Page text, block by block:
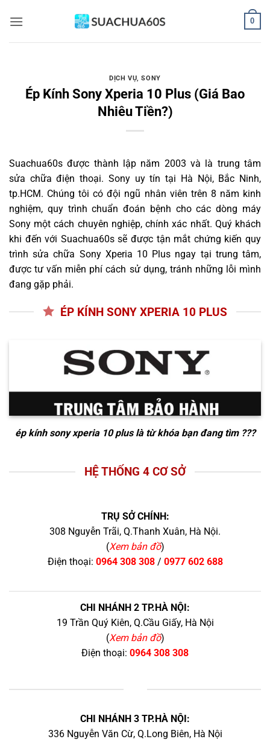
qua
0
DỊCH VỤ,SONY
Ép Kính Sony Xperia 10 Plus (Giá Bao
Nhiêu Tiền?)
Suachua60s được thành lập năm 2003 và là trung tâm
sửa chữa điện thoại. Sony uy tín tại Hà Nội, Bắc Ninh,
tp.HCM. Chúng tôi có đội ngũ nhân viên trên 8 năm kinh
nghiệm, quy trình chuẩn đoán bệnh cho các dòng máy
Sony một cách chuyên nghiệp, chính xác nhất. Quý khách
khi đến với Suachua60s sẽ được tận mắt chứng kiến quy
trình sửa chữa Sony Xperia 10 Plus ngay tại trung tâm,
được tư vấn miễn phí cách sử dụng, tránh những lỗi mình
đang gặp phải.
ÉP KÍNH SONY XPERIA 10 PLUS
ép kính sony xperia 10 pluslà từ khóa bạn đang tìm ???
HỆ THỐNG 4 CƠ SỞ
TRỤ SỞ CHÍNH:
308 Nguyễn Trãi, Q.Thanh Xuân, Hà Nội.
(Xem bản đồ)
Điện thoại: 0964 308 308/ 0977 602 688
CHI NHÁNH 2 TP.HÀ NỘI:
19 Trần Quý Kiên, Q.Cầu Giấy, Hà Nội
(Xem bản đồ)
Điện thoại: 0964 308 308
CHI NHÁNH 3 TP.HÀ NỘI:
336 Nguyễn Văn Cừ, Q.Long Biên, Hà Nội